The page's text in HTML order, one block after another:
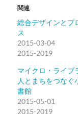
関連
総合デザインとプ
ス
2015-03-04
2015-2019
マイクロ・ライ
人とまちをつなぐ
書館
2015-05-01
2015-2019